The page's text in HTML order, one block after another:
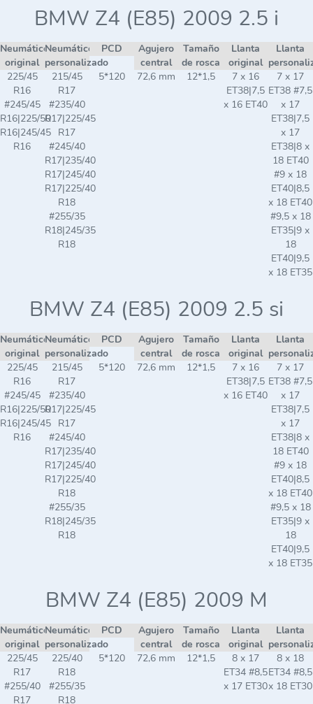
BMW Z4 (E85) 2009 2.5 i
Neumático
original
Neumático
personalizado
PCD
Agujero
central
Tamaño
de rosca
Llanta
original
Llanta
225/45
R16
#245/45
R16|225/50
R16|245/45
R16
215/45
R17
#235/40
R17|225/45
R17
#245/40
R17|235/40
R17|245/40
R17|225/40
R18
#255/35
R18|245/35
R18
5*120 72,6 mm 12*1,5
7 x 16
ET38|7,5
x 16 ET40
7 x 17
ET38 #7,5
x 17
ET38|7,5
x 17
ET38|8 x
18 ET40
#9 x 18
ET40|8,5
x 18 ET40
#9,5 x 18
ET35|9 x
18
ET40|9,5
x 18 ET35
BMW Z4 (E85) 2009 2.5 si
Neumático
original
Neumático
personalizado
PCD
Agujero
central
Tamaño
de rosca
Llanta
original
Llanta
225/45
R16
#245/45
R16|225/50
R16|245/45
R16
215/45
R17
#235/40
R17|225/45
R17
#245/40
R17|235/40
R17|245/40
R17|225/40
R18
#255/35
R18|245/35
R18
5*120 72,6 mm 12*1,5
7 x 16
ET38|7,5
x 16 ET40
7 x 17
ET38 #7,5
x 17
ET38|7,5
x 17
ET38|8 x
18 ET40
#9 x 18
ET40|8,5
x 18 ET40
#9,5 x 18
ET35|9 x
18
ET40|9,5
x 18 ET35
BMW Z4 (E85) 2009 M
Neumático
original
Neumático
personalizado
PCD
Agujero
central
Tamaño
de rosca
Llanta
original
Llanta
225/45
R17
#255/40
R17
225/40
R18
#255/35
R18
5*120 72,6 mm 12*1,5
8 x 17
ET34 #8,5
x 17 ET30
8 x 18
ET34 #8,5
x 18 ET30